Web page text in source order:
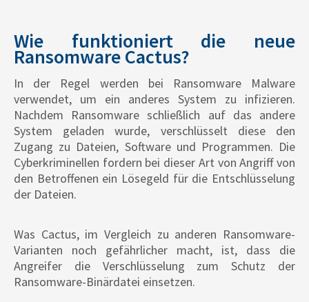
Wie funktioniert die neue
Ransomware Cactus?
In der Regel werden bei Ransomware Malware
verwendet, um ein anderes System zu infizieren.
Nachdem Ransomware schließlich auf das andere
System geladen wurde, verschlüsselt diese den
Zugang zu Dateien, Software und Programmen. Die
Cyberkriminellen fordern bei dieser Art von Angriff von
den Betroffenen ein Lösegeld für die Entschlüsselung
der Dateien.
Was Cactus, im Vergleich zu anderen Ransomware-
Varianten noch gefährlicher macht, ist, dass die
Angreifer die Verschlüsselung zum Schutz der
Ransomware-Binärdatei einsetzen.